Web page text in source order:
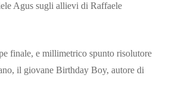
Agus sugli allievi di Raffaele
finale, e millimetrico spunto risolutore
il giovane Birthday Boy, autore di